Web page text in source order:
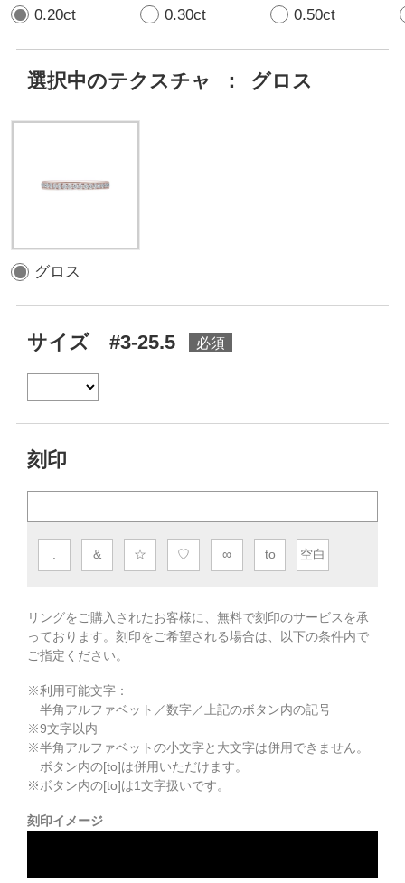
0.20ct 0.30ct 0.50ct
選択中のテクスチャ ： グロス
グロス
サイズ #3-25.5
刻印
& ☆ ♡ ∞ to 空白
リングをご購入されたお客様に、無料で刻印のサービスを承
っております。 刻印をご希望される場合は、以下の条件内で
ご指定ください。
※利用可能文字：
半角アルファベット／数字／上記のボタン内の記号
※9文字以内
※半角アルファベットの小文字と大文字は併用できません。
ボタン内の[to]は併用いただけます。
※ボタン内の[to]は1文字扱いです。
刻印イメージ